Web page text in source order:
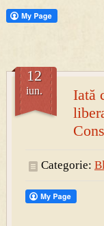
PRESA
Permise pentru
Iată
12
iun.
Categorie: